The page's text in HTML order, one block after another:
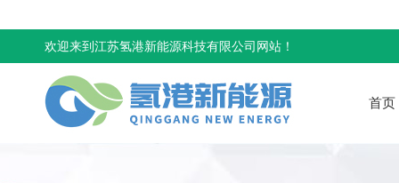
欢迎来到江苏氢港新能源科技有限公司网站！
首页